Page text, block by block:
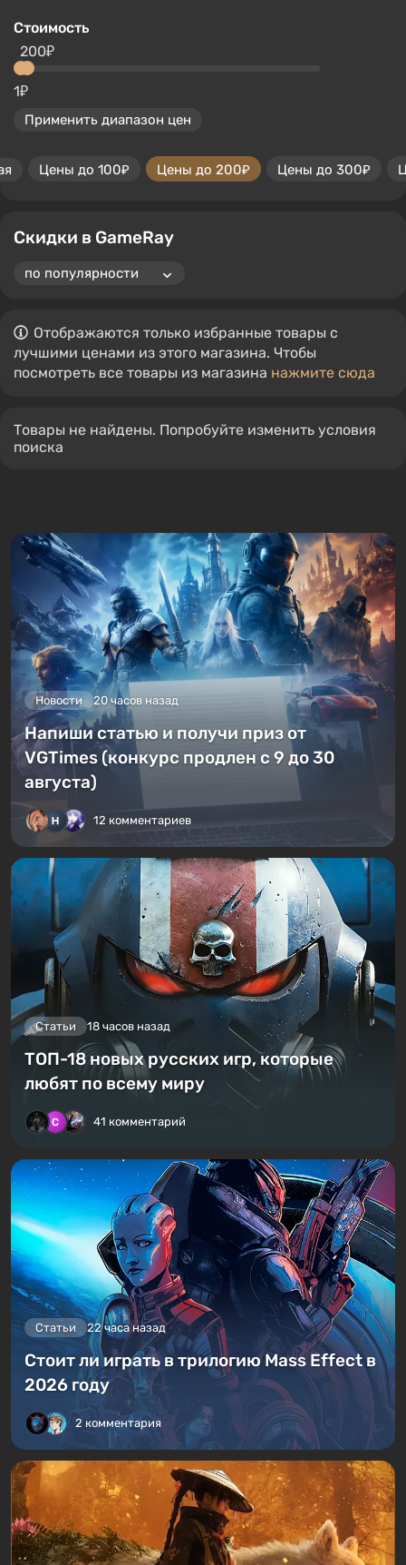
Стоимость
1₽
200₽
Применить диапазон цен
Цены до 100₽ Цены до 200₽ Цены до 300₽
Скидки в GameRay
Отображаются только избранные товары с
лучшими ценами из этого магазина. Чтобы
посмотреть все товары из магазина нажмите сюда
Товары не найдены. Попробуйте изменить условия
поиска
Новости 20 часов назад
Напиши статью и получи приз от
VGTimes (конкурс продлен с 9 до 30
августа)
12 комментариев
Статьи 18 часов назад
ТОП-18 новых русских игр, которые
любят по всему миру
41 комментарий
Статьи 22 часа назад
Стоит ли играть в трилогию Mass Effect в
2026 году
2 комментария